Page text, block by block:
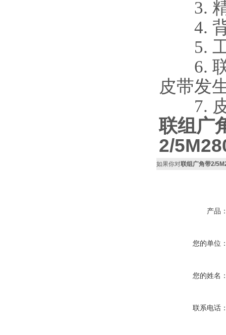
3. 精
4. 背
5. 工
6. 联
皮带发
7. 皮
联组广
2/
如果你对联组广角带2/
产品
您的单位
您的姓名
联系电话